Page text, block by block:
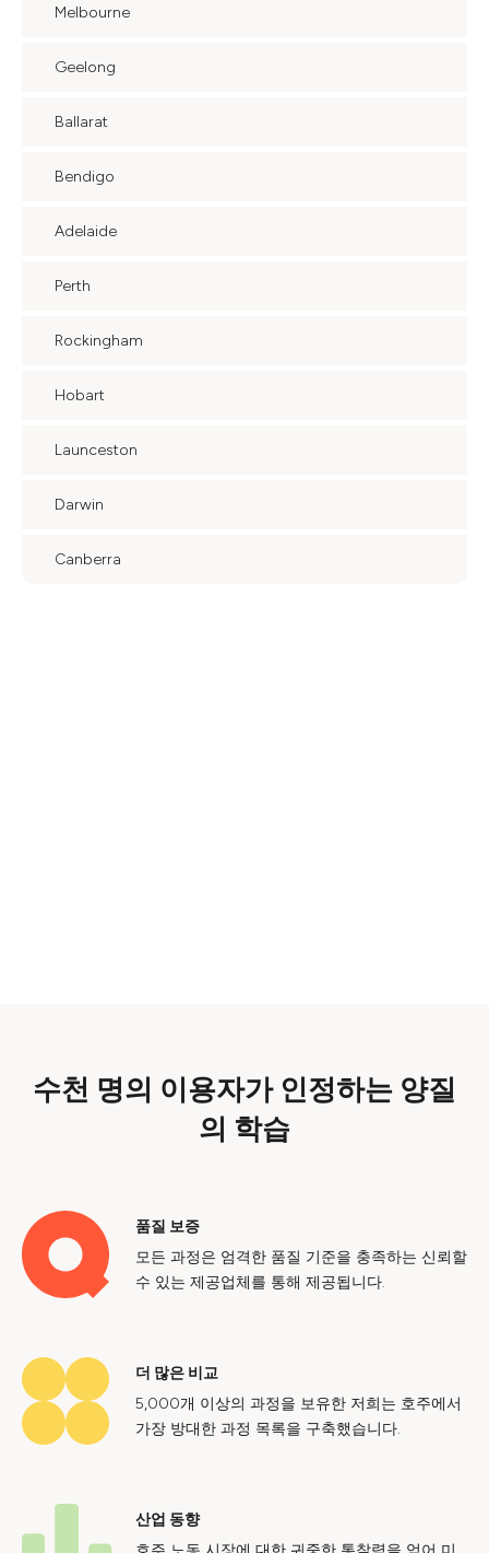
Melbourne
Geelong
Ballarat
Bendigo
Adelaide
Perth
Rockingham
Hobart
Launceston
Darwin
Canberra
수천 명의 이용자가 인정하는 양질
의 학습
품질 보증
모든 과정은 엄격한 품질 기준을 충족하는 신뢰할
수 있는 제공업체를 통해 제공됩니다.
더 많은 비교
5,000개 이상의 과정을 보유한 저희는 호주에서
가장 방대한 과정 목록을 구축했습니다.
산업 동향